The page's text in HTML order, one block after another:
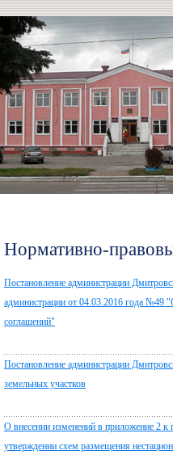
Нормативно-
Постановление администрации
администрации от 04.03.2016 года №49
соглашений"
Постановление администрации
земельных участков
О внесении изменений в приложение 2
утверждении схем размещения